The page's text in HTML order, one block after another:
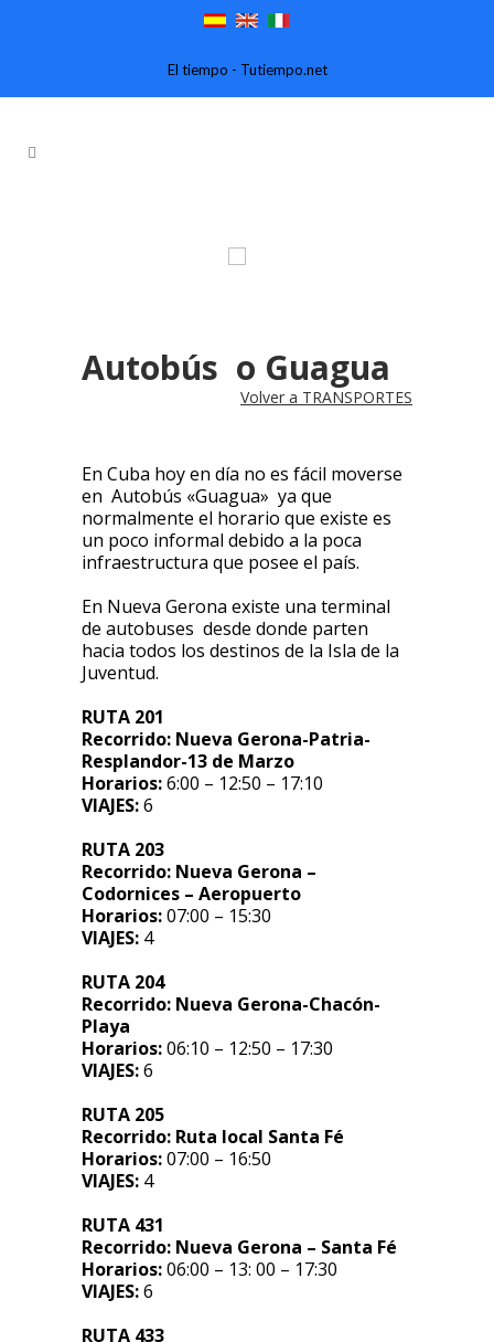
El tiempo - Tutiempo.net
Autobús o Guagua
Volver a TRANSPORTES
En Cuba hoy en día no es fácil moverse
en Autobús «Guagua» ya que
normalmente el horario que existe es
un poco informal debido a la poca
infraestructura que posee el país.
En Nueva Gerona existe una terminal
de autobuses desde donde parten
hacia todos los destinos de la Isla de la
Juventud.
RUTA 201
Recorrido: Nueva Gerona-Patria-
Resplandor-13 de Marzo
Horarios:6:00 – 12:50 – 17:10
VIAJES:6
RUTA 203
Recorrido: Nueva Gerona –
Codornices – Aeropuerto
Horarios:07:00 – 15:30
VIAJES: 4
RUTA 204
Recorrido: Nueva Gerona-Chacón-
Playa
Horarios:06:10 – 12:50 – 17:30
VIAJES:6
RUTA 205
Recorrido: Ruta local Santa Fé
Horarios:07:00 – 16:50
VIAJES: 4
RUTA 431
Recorrido: Nueva Gerona – Santa Fé
Horarios:06:00 – 13: 00 – 17:30
VIAJES:6
RUTA 433